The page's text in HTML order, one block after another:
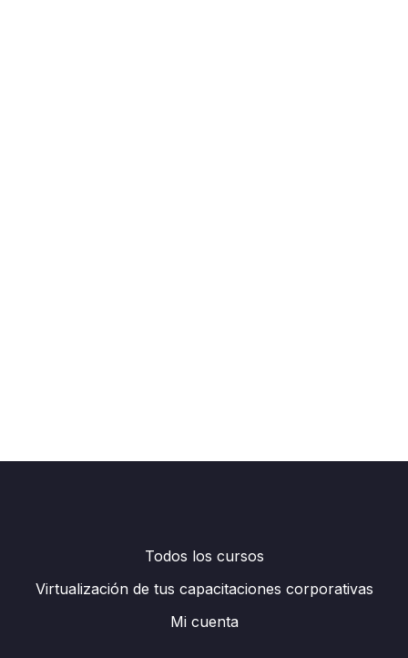
Todos los cursos
Virtualización de tus capacitaciones corporativas
Mi cuenta